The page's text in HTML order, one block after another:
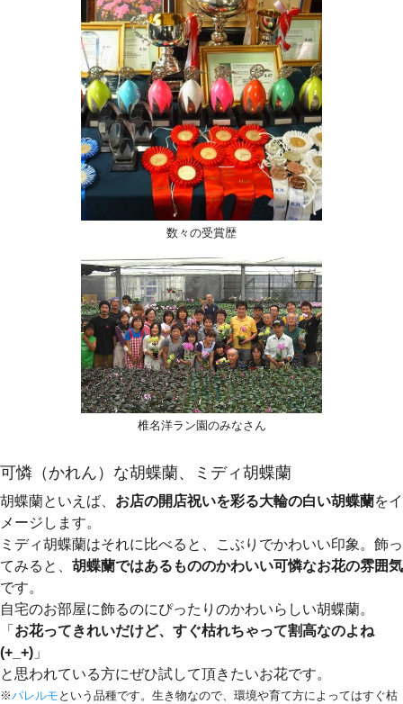
数々の受賞歴
椎名洋ラン園のみなさん
可憐（かれん）な胡蝶蘭、ミディ胡蝶蘭
胡蝶蘭といえば、 お店の開店祝いを彩る大輪の白い胡蝶蘭をイ
メージします。
ミディ胡蝶蘭はそれに比べると、こぶりでかわいい印象。飾っ
てみると、 胡蝶蘭ではあるもののかわいい可憐なお花の雰囲気
です。
自宅のお部屋に飾るのにぴったりのかわいらしい胡蝶蘭。
「 お花ってきれいだけど、すぐ枯れちゃって割高なのよね
(+_+) 」
と思われている方にぜひ試して頂きたいお花です。
※パレルモ という品種です。生き物なので、環境や育て方によってはすぐ枯